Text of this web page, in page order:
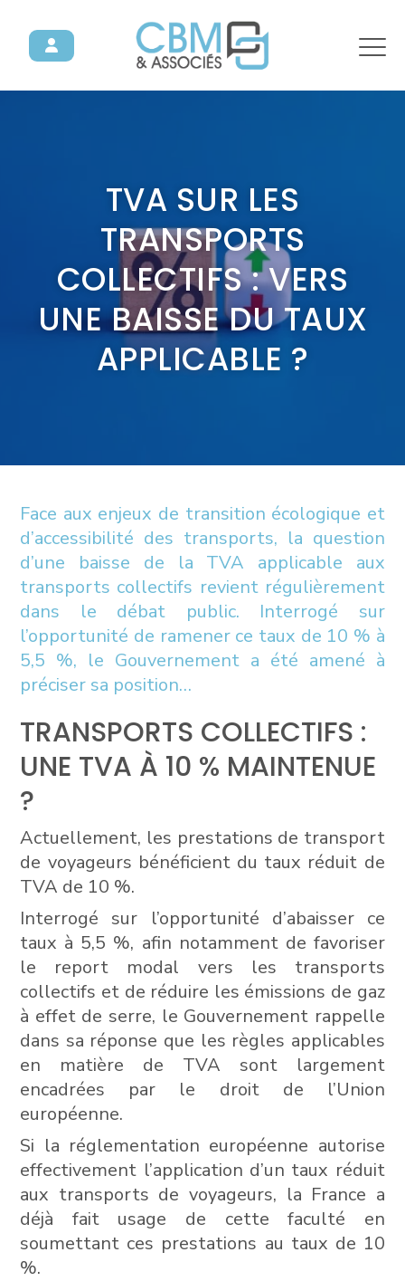
TVA SUR LES
TRANSPORTS
COLLECTIFS : VERS
UNE BAISSE DU TAUX
APPLICABLE ?
Face aux enjeux de transition écologique et
d’accessibilité des transports, la question
d’une baisse de la TVA applicable aux
transports collectifs revient régulièrement
dans le débat public. Interrogé sur
l’opportunité de ramener ce taux de 10 % à
5,5 %, le Gouvernement a été amené à
préciser sa position…
TRANSPORTS COLLECTIFS :
UNE TVA À 10 % MAINTENUE
?
Actuellement, les prestations de transport
de voyageurs bénéficient du taux réduit de
TVA de 10 %.
Interrogé sur l’opportunité d’abaisser ce
taux à 5,5 %, afin notamment de favoriser
le report modal vers les transports
collectifs et de réduire les émissions de gaz
à effet de serre, le Gouvernement rappelle
dans sa réponse que les règles applicables
en matière de TVA sont largement
encadrées par le droit de l’Union
européenne.
Si la réglementation européenne autorise
effectivement l’application d’un taux réduit
aux transports de voyageurs, la France a
déjà fait usage de cette faculté en
soumettant ces prestations au taux de 10
%.